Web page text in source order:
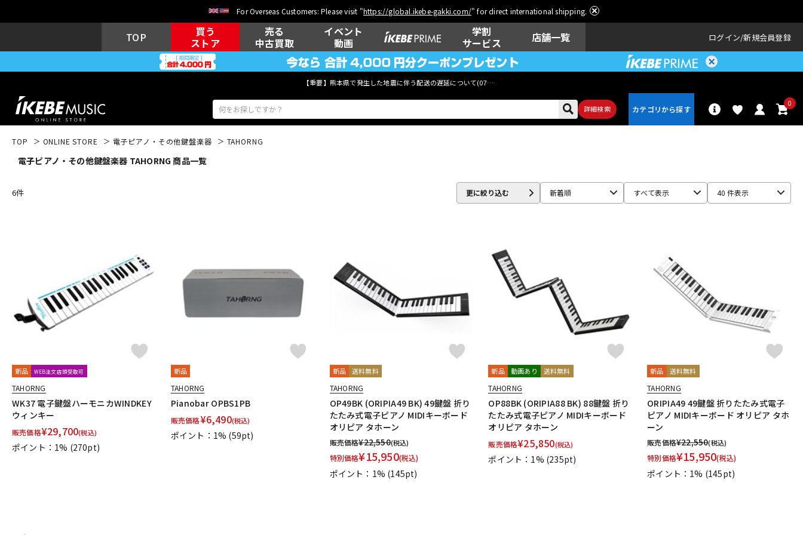
For Overseas Customers: Please visit "https://global.ikebe-gakki.com/" for direct international shipping.
TOP
買う
ストア
売る
中古買取
イベント
動画
学割
サービス
店舗一覧 ログイン 新規会員登録
【重要】熊本県で発生した地震に伴う配送の遅延について(07月29日
詳細検索
0
アコギ/エレ
DJ機器 DTM DTM オンラ
イン納品
レコーディン
機器
楽器アクセサ
リ
TOP ONLINE STORE 電子ピアノ・その他鍵盤楽器 TAHORNG
電子ピアノ・その他鍵盤楽器 TAHORNG 商品一覧
6件 更に絞り込む 新着順 すべて表示 40 件表示
新品 WEB注文店頭受取可
TAHORNG
WK37 電子鍵盤ハーモニカWINDKEY
ウィンキー
販売価格¥29,700(税込)
ポイント：1% (270pt)
新品
TAHORNG
Pianobar OPBS1PB
販売価格¥6,490(税込)
ポイント：1% (59pt)
新品 送料無料
TAHORNG
OP49BK (ORIPIA49 BK) 49鍵盤 折り
たたみ式電子ピアノ MIDIキーボード
オリピア タホーン
販売価格¥22,550(税込)
特別価格¥15,950(税込)
ポイント：1% (145pt)
新品 動画あり 送料無料
TAHORNG
OP88BK (ORIPIA88 BK) 88鍵盤 折り
たたみ式電子ピアノ MIDIキーボード
オリピア タホーン
販売価格¥25,850(税込)
ポイント：1% (235pt)
新品 送料無料
TAHORNG
ORIPIA49 49鍵盤 折りたたみ式電子
ピアノ MIDIキーボード オリピア タホ
ーン
販売価格¥22,550(税込)
特別価格¥15,950(税込)
ポイント：1% (145pt)